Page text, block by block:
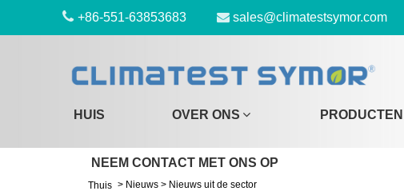
+86-551-63853683 sales@climatestsymor.com
HUIS OVER ONS PRODUCTEN
NEEM CONTACT MET ONS OP
Thuis > Nieuws > Nieuws uit de sector